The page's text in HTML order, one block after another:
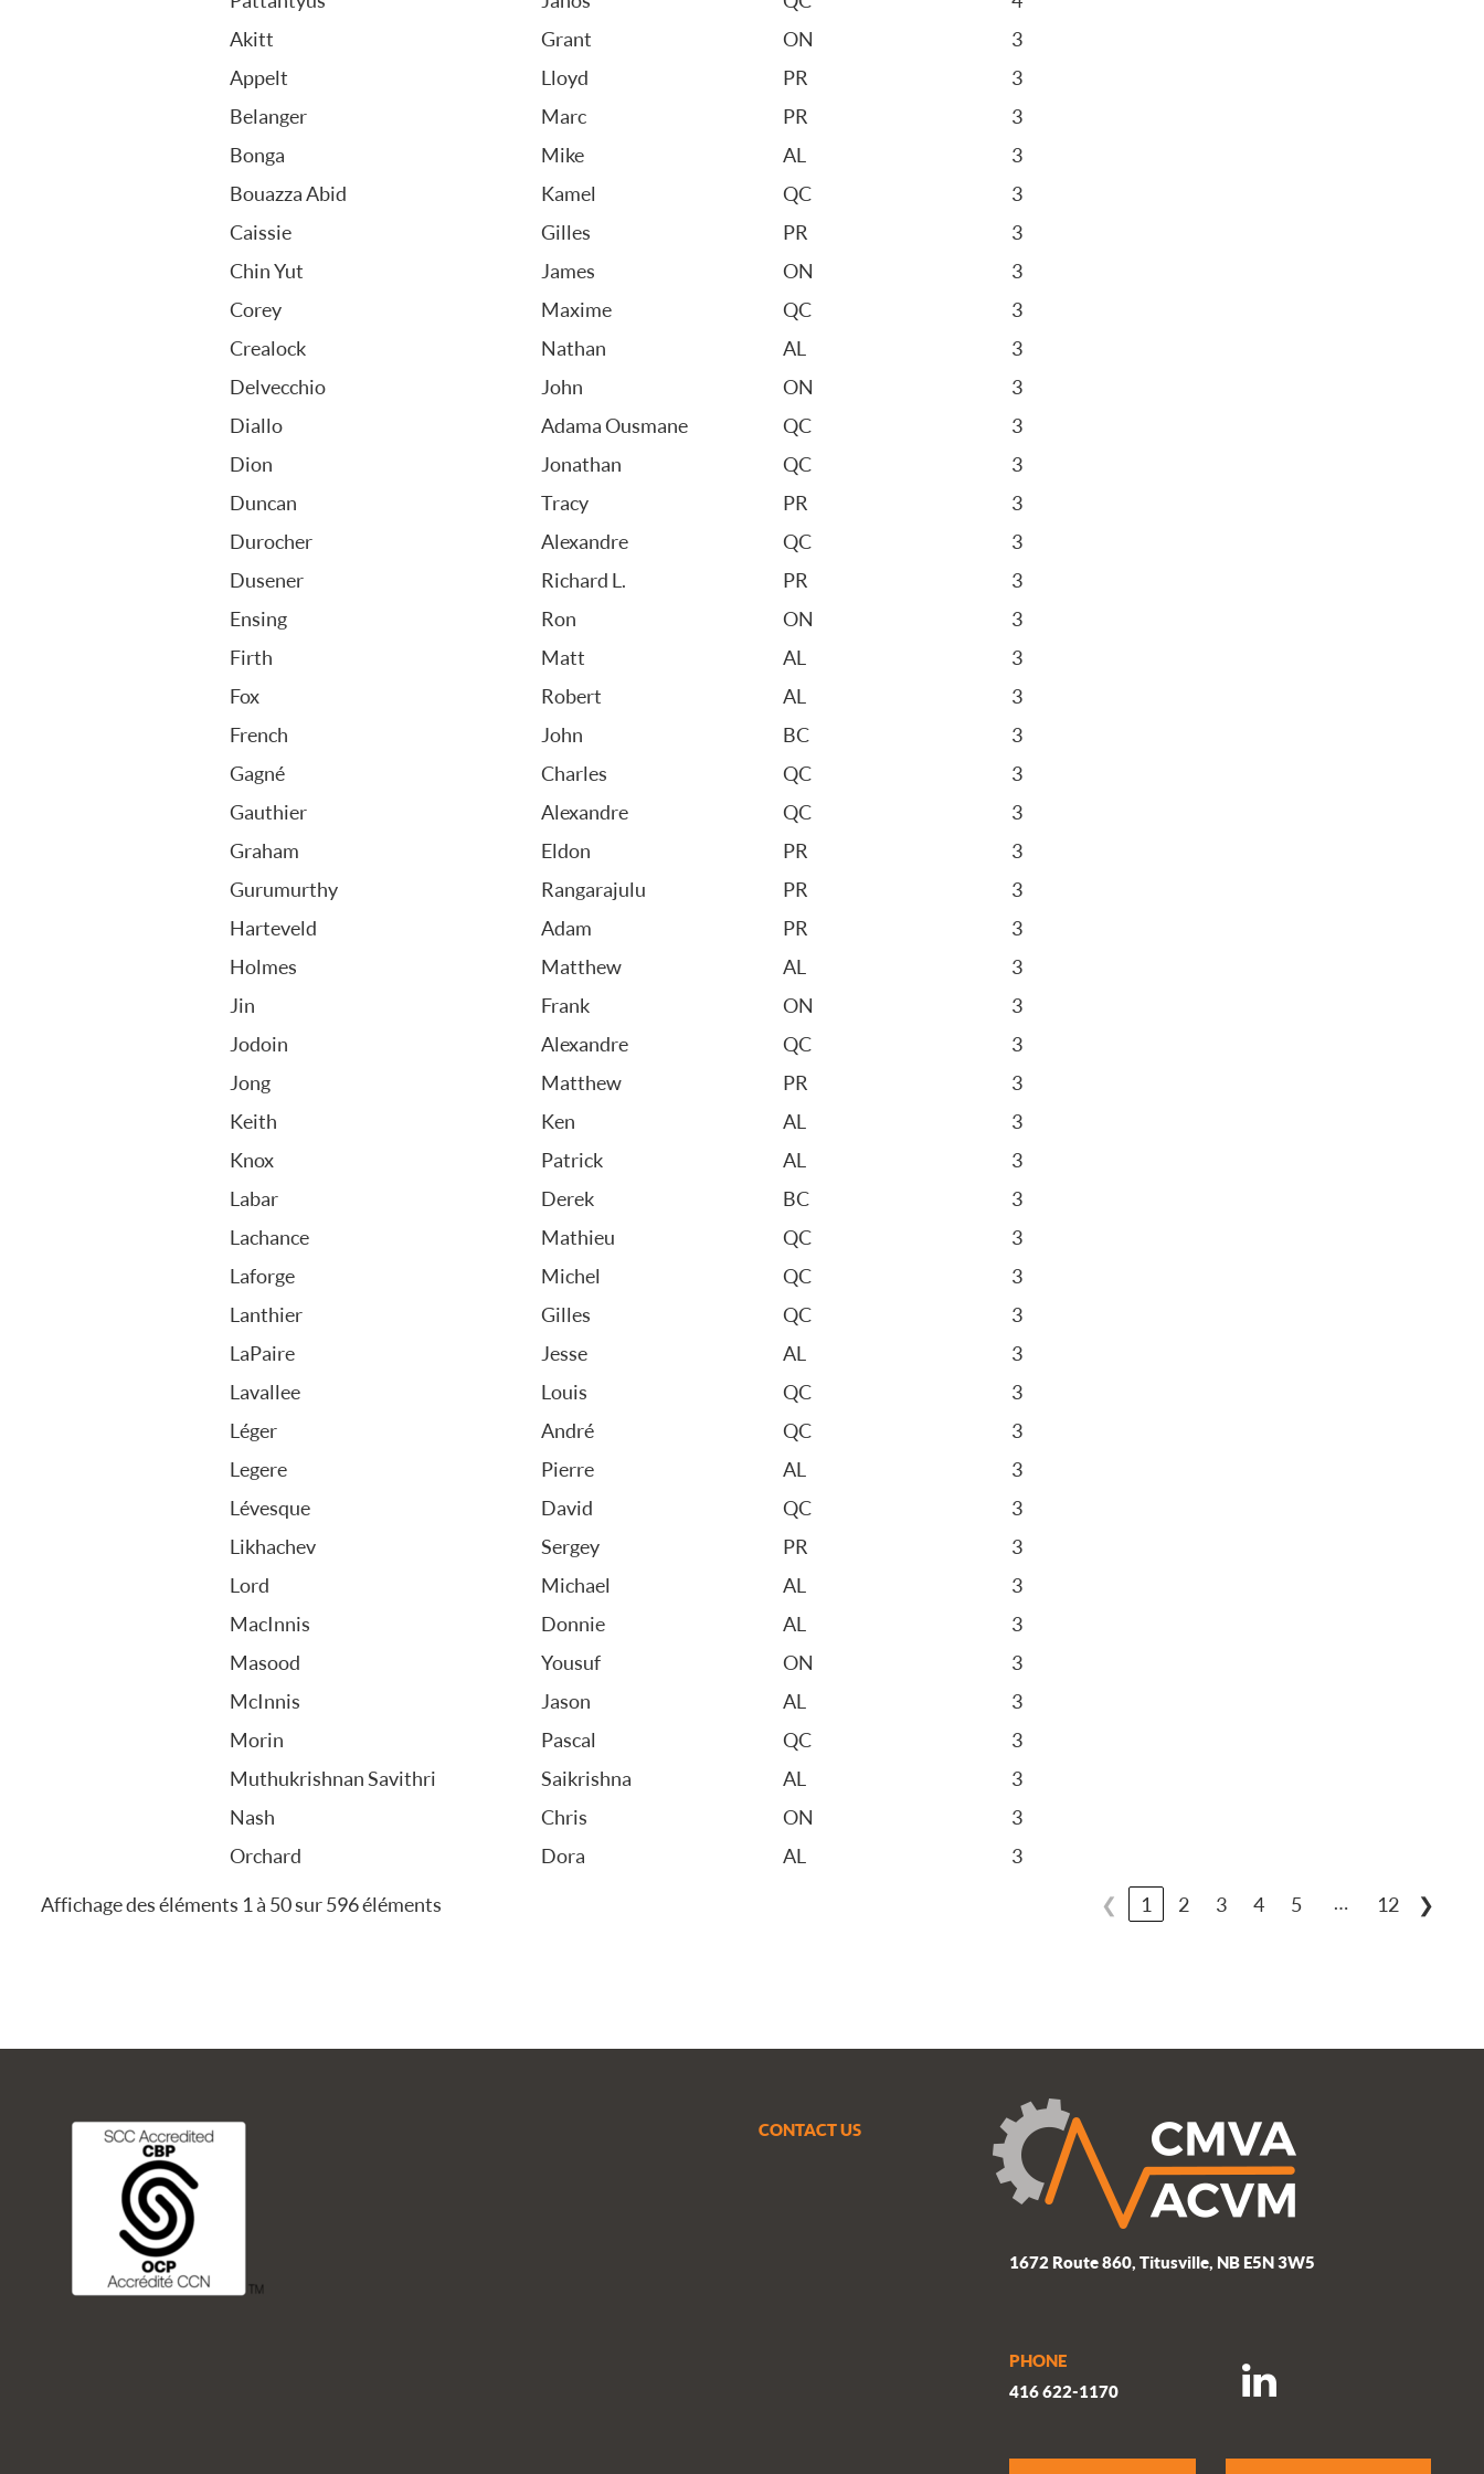
Akitt
Grant ON
3
Appelt
Lloyd PR
3
Belanger
Marc PR
3
Bonga
Mike AL
3
Bouazza Abid
Kamel QC
3
Caissie
Gilles PR
3
Chin Yut
James ON
3
Corey
Maxime QC
3
Crealock
Nathan AL
3
Delvecchio
John ON
3
Diallo
Adama Ousmane QC
3
Dion
Jonathan QC
3
Duncan
Tracy PR
3
Durocher
Alexandre QC
3
Dusener
Richard L. PR
3
Ensing
Ron ON
3
Firth
Matt AL
3
Fox
Robert AL
3
French
John BC
3
Gagné
Charles QC
3
Gauthier
Alexandre QC
3
Graham
Eldon PR
3
Gurumurthy
Rangarajulu PR
3
Harteveld
Adam PR
3
Holmes
Matthew AL
3
Jin
Frank ON
3
Jodoin
Alexandre QC
3
Jong
Matthew PR
3
Keith
Ken AL
3
Knox
Patrick AL
3
Labar
Derek BC
3
Lachance
Mathieu QC
3
Laforge
Michel QC
3
Lanthier
Gilles QC
3
LaPaire
Jesse AL
3
Lavallee
Louis QC
3
Léger
André QC
3
Legere
Pierre AL
3
Lévesque
David QC
3
Likhachev
Sergey PR
3
Lord
Michael AL
3
MacInnis
Donnie AL
3
Masood
Yousuf ON
3
McInnis
Jason AL
3
Morin
Pascal QC
3
Muthukrishnan Savithri
Saikrishna AL
3
Nash
Chris ON
3
Orchard
Dora AL
3
Affichage des éléments 1 à 50 sur 596 éléments
❮ 1 2 3 4 5 … 12 ❯
CONTACT US
1672 Route 860, Titusville, NB E5N 3W5
PHONE
416 622-1170